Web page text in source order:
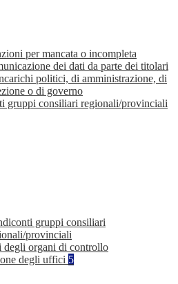
per mancata o incompleta
dei dati da parte dei titolari
politici, di amministrazione, di
o di governo
gruppi consiliari regionali/provinciali
gruppi consiliari
provinciali
degli organi di controllo
degli uffici 5